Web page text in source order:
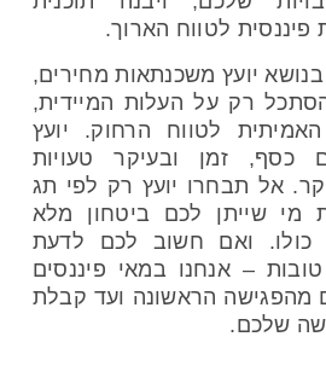
לטווח הארוך.
יועץ משכנתאות מחירים,
רק על העלות המיידית,
לטווח הרחוק. יועץ
כסף, זמן ובעיקר טעויות
אל תבחרו יועץ רק לפי תג
שייתן לכם ביטחון מלא
כולו. ואם חשוב לכם לדעת
– אנחנו במאי פיננסים
מהפגישה הראשונה ועד קבלת
שלכם.